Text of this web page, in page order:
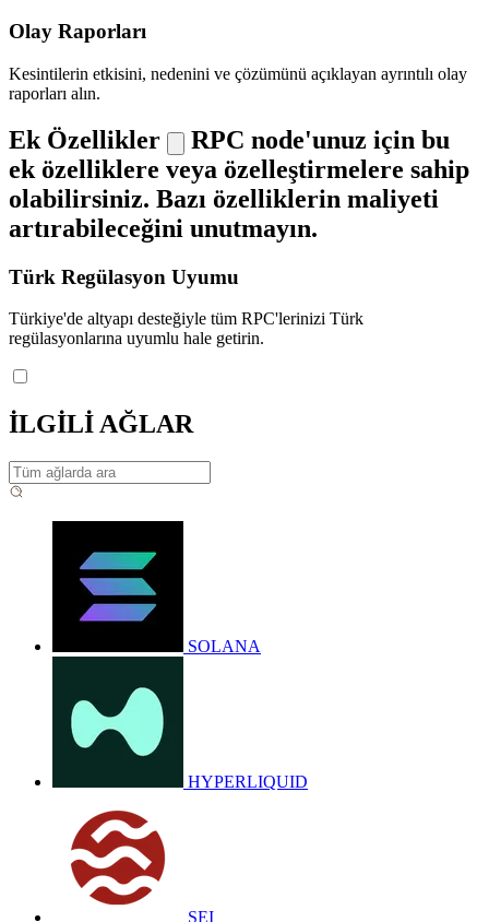
Olay Raporları
Kesintilerin etkisini, nedenini ve çözümünü açıklayan ayrıntılı olay
raporları alın.
Ek Özellikler
RPC node'unuz için bu
ek özelliklere veya özelleştirmelere sahip
olabilirsiniz. Bazı özelliklerin maliyeti
artırabileceğini unutmayın.
Türk Regülasyon Uyumu
Türkiye'de altyapı desteğiyle tüm RPC'lerinizi Türk
regülasyonlarına uyumlu hale getirin.
İLGİLİ AĞLAR
SOLANA
HYPERLIQUID
SEI